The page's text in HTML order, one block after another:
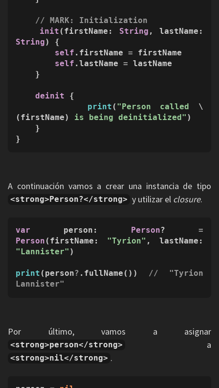
// MARK: Initialization
init ( firstName : String , lastName
String) {
self .firstName = firstName
self .lastName = lastName
deinit {
print ( "Person called \
(firstName)
is being deinitialized" )
}
A continuación vamos a crear una instancia de tipo
<strong>Person?</strong> y utilizar el closure.
var person: Person? =
Person (firstName: "Tyrion"
"Lannister" )
print (person? .fullName()) // "Tyrion
Lannister"
Por último, vamos a asignar
<strong>person</strong> a
<strong>nil</strong> .